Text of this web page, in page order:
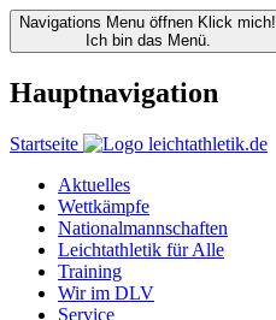
Navigations Menu öffnen Klick mich!
Ich bin das Menü.
Hauptnavigation
Startseite
Aktuelles
Wettkämpfe
Nationalmannschaften
Leichtathletik für Alle
Training
Wir im DLV
Service